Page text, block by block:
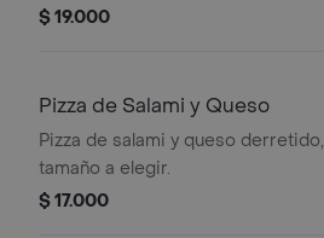
espinacas. Tamaño a elegir.
$ 19.000
Pizza de Salami y Queso
Pizza de salami y queso derretido,
tamaño a elegir.
$ 17.000